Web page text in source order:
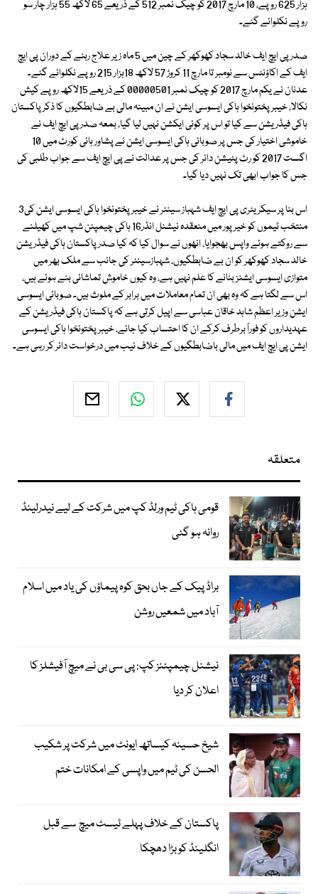
ہزار 625 روپے، 10 مارچ 2017 کو چیک نمبر 512 کے ذریعے 65 لاکھ 55 ہزار چار سو
روپے نکلوائے گئے۔
صدر پی ایچ ایف خالد سجاد کھوکھر کے چین میں 5 ماہ زیر علاج رہنے کے دوران پی ایچ
ایف کے اکاؤنٹس سے نومبر تا مارچ 11 کروڑ 57 لاکھ 18ہزار 215 روپے نکلوائے گئے۔
عدنان نے یکم مارچ 2017 کو چیک نمبر 00000501 کے ذریعے 15لاکھ روپے کیش
نکالا، خیبرپختونخوا ہاکی ایسوسی ایشن نے ان مبینہ مالی بے ضابطگیوں کا ذکر پاکستان
ہاکی فیڈریشن سے کیا تو اس پر کوئی ایکشن نہیں لیا گیا، بمعہ صدر پی ایچ ایف نے
خاموشی اختیار کی جس پر صوبائی ہاکی ایسوسی ایشن نے پشاور ہائی کورٹ میں 10
اگست 2017 کو رٹ پٹیشن دائر کی جس پر عدالت نے پی ایچ ایف سے جواب طلبی کی
جس کا جواب ابھی تک نہیں دیا گیا۔
اس بنا پر سیکریٹری پی ایچ ایف شہباز سینئر نے خیبرپختونخوا ہاکی ایسوسی ایشن کی3
منتخب ٹیموں کو خیرپور میں منعقدہ نیشنل انڈر16 ہاکی چیمپئن شپ میں کھیلنے
سے روکتے ہوئے واپس بھجوایا، انھوں نے سوال کیا کہ کیا صدر پاکستان ہاکی فیڈریشن
خالد سجاد کھوکھر کو ان بے ضابطگیوں، شہبازسینئر کی جانب سے ملک بھر میں
متوازی ایسوسی ایشنز بنانے کا علم نہیں ہے، وہ کیوں خاموش تماشائی بنے ہوئے ہیں،
اس سے لگتا ہے کہ وہ بھی ان تمام معاملات میں برابر کے ملوث ہیں۔ صوبائی ایسوسی
ایشن وزیر اعظم شاہد خاقان عباسی سے اپیل کرتی ہے کہ پاکستان ہاکی فیڈریشن کے
عہدیداروں کو فوراً برطرف کرکے ان کا احتساب کیا جائے، خیبرپختونخوا ہاکی ایسوسی
ایشن پی ایچ ایف میں مالی باضابطگیوں کے خلاف نیب میں درخواست دائر کر رہی ہے۔
متعلقہ
قومی ہاکی ٹیم ورلڈ کپ میں شرکت کے لیے نیدرلینڈ
روانہ ہو گئی
براڈ پیک کے جاں بحق کوہ پیماؤں کی یاد میں اسلام
آباد میں شمعیں روشن
نیشنل چیمپئنز کپ: پی سی بی نے میچ آفیشلز کا
اعلان کر دیا
شیخ حسینہ کیساتھ ایونٹ میں شرکت پر شکیب
الحسن کی ٹیم میں واپسی کے امکانات ختم
پاکستان کے خلاف پہلے ٹیسٹ میچ سے قبل
انگلینڈ کو بڑا دھچکا